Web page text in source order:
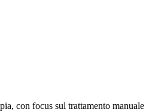
con focus sul trattamento